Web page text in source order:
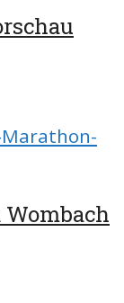
Marathon-